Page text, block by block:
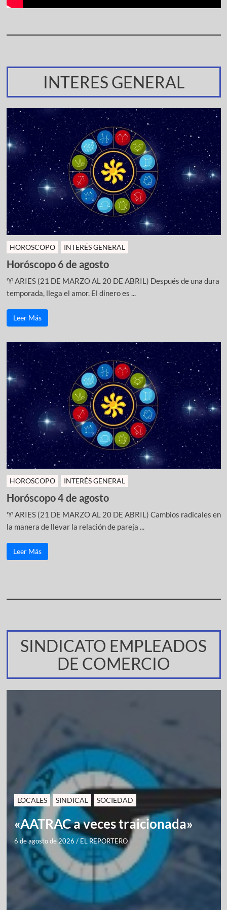
INTERES GENERAL
HOROSCOPO INTERÉS GENERAL
Horóscopo 6 de agosto
♈ ARIES (21 DE MARZO AL 20 DE ABRIL) Después de una dura
temporada, llega el amor. El dinero es ...
Leer Más
HOROSCOPO INTERÉS GENERAL
Horóscopo 4 de agosto
♈ ARIES (21 DE MARZO AL 20 DE ABRIL) Cambios radicales en
la manera de llevar la relación de pareja ...
Leer Más
SINDICATO EMPLEADOS
DE COMERCIO
LOCALES SINDICAL SOCIEDAD
«AATRAC a veces traicionada»
6 de agosto de 2026 / EL REPORTERO